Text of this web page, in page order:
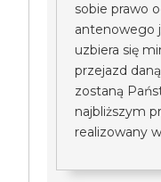
sobie prawo
antenowego
uzbiera się
przejazd
zostaną
najbliższym
realizowany